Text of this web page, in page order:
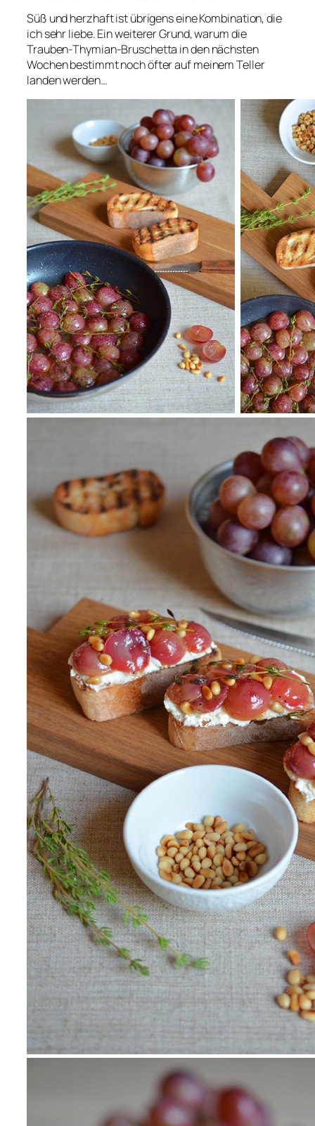
Süß und herzhaft ist übrigens eine Kombination, die
ich sehr liebe. Ein weiterer Grund, warum die
Trauben-Thymian-Bruschetta in den nächsten
Wochen bestimmt noch öfter auf meinem Teller
landen werden…